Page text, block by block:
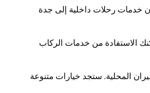
خدمات رحلات داخلية إلى جدة
الاستفادة من خدمات الركاب
المحلية. ستجد خيارات متنوعة